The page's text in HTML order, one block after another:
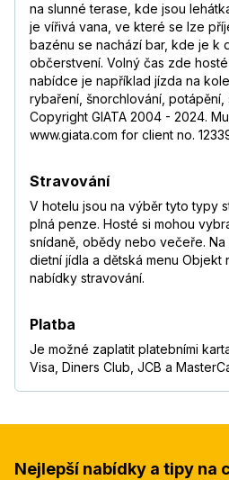
na slunné terase, kde jsou
je vířivá vana, ve které se lze
bazénu se nachází bar, kde je k
občerstvení. Volný čas zde
nabídce je například jízda na
rybaření, šnorchlování, potápění,
Copyright GIATA 2004 - 2024.
www.giata.com for client no.
Stravování
V hotelu jsou na výběr tyto typy
plná penze. Hosté si mohou
snídaně, obědy nebo večeře.
dietní jídla a dětská menu Objekt
nabídky stravování.
Platba
Je možné zaplatit platebními
Visa, Diners Club, JCB a
Nejlepší nabídky a tipy na